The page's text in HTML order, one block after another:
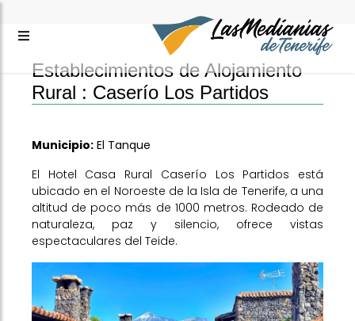
Establecimientos de Alojamiento
Rural : Caserío Los Partidos
Municipio: El Tanque
El Hotel Casa Rural Caserío Los Partidos está
ubicado en el Noroeste de la Isla de Tenerife, a una
altitud de poco más de 1000 metros. Rodeado de
naturaleza, paz y silencio, ofrece vistas
espectaculares del Teide.